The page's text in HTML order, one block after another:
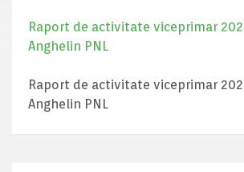
Raport de activitate viceprimar
Anghelin PNL
Raport de activitate viceprimar
Anghelin PNL